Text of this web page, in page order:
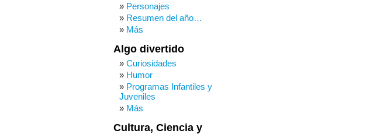
Personajes
Resumen del año…
Más
Algo divertido
Curiosidades
Humor
Programas Infantiles y
Juveniles
Más
Cultura, Ciencia y